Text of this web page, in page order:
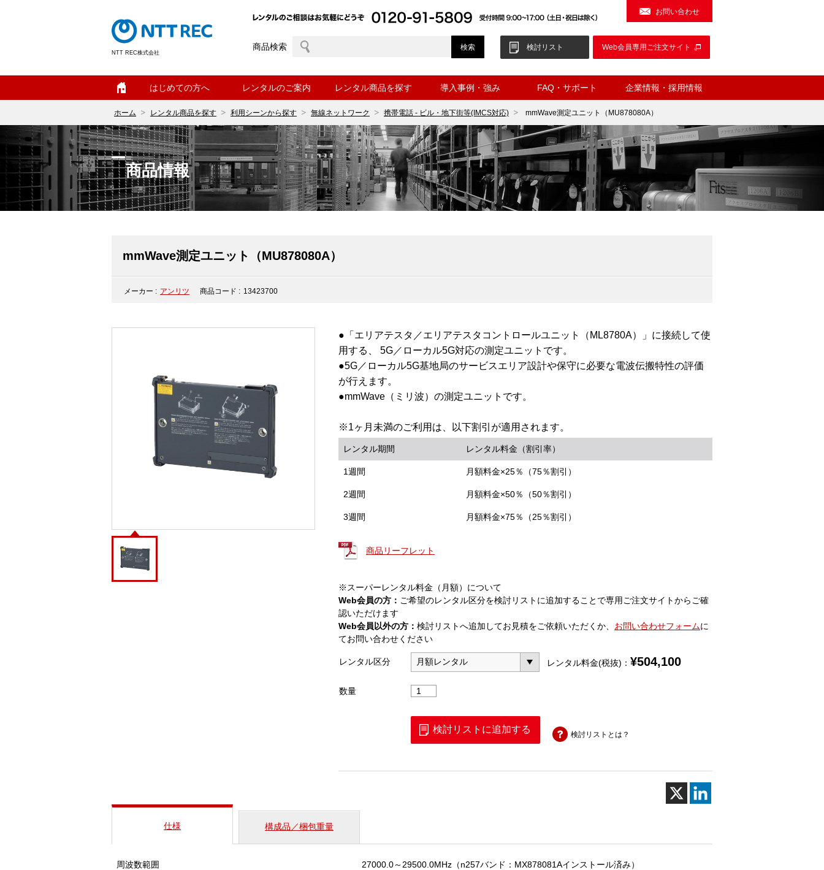
NTT REC株式会社
お問い合わせ
商品検索 検討リスト Web会員専用ご注文サイト
はじめての方へ レンタルのご案内 レンタル商品を探す 導入事例・強み FAQ・サポート 企業情報・採用情報
ホーム レンタル商品を探す 利用シーンから探す 無線ネットワーク 携帯電話 - ビル・地下街等(IMCS対応) mmWave測定ユニット（MU878080A）
商品情報
mmWave測定ユニット（MU878080A）
メーカー : アンリツ 商品コード : 13423700
●「エリアテスタ／エリアテスタコントロールユニット（ML8780A）」に接続して使
用する、 5G／ローカル5G対応の測定ユニットです。
●5G／ローカル5G基地局のサービスエリア設計や保守に必要な電波伝搬特性の評価
が行えます。
●mmWave（ミリ波）の測定ユニットです。
※1ヶ月未満のご利用は、以下割引が適用されます。
レンタル期間 レンタル料金（割引率）
1週間 月額料金×25％（75％割引）
2週間 月額料金×50％（50％割引）
3週間 月額料金×75％（25％割引）
商品リーフレット
※スーパーレンタル料金（月額）について
Web会員の方： ご希望のレンタル区分を検討リストに追加することで専用ご注文サイトからご確
認いただけます
Web会員以外の方： 検討リストへ追加してお見積をご依頼いただくか、 お問い合わせフォームに
てお問い合わせください
レンタル区分 レンタル料金(税抜)： ¥504,100
数量
mmWave
定
ニ
検討リストに追加する 検討リストとは？
仕様 構成品／梱包重量
周波数範囲 27000.0～29500.0MHz（n257バンド：MX878081Aインストール済み）